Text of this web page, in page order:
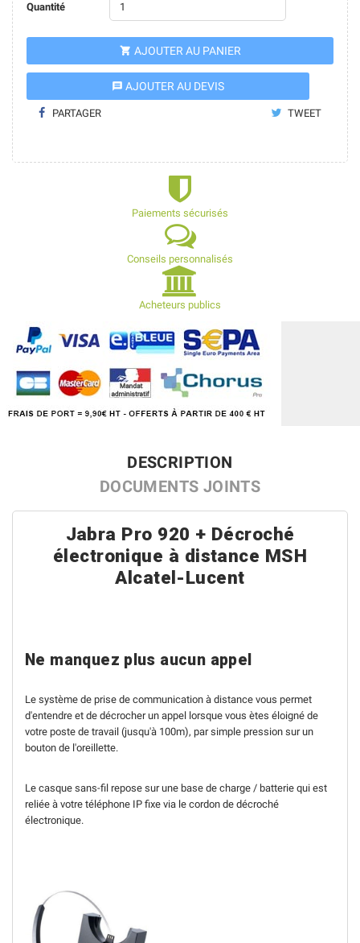
Quantité
 AJOUTER AU PANIER
message AJOUTER AU DEVIS
PARTAGER TWEET
Paiements sécurisés
Conseils personnalisés
Acheteurs publics
DESCRIPTION
DOCUMENTS JOINTS
Jabra Pro 920 + Décroché
électronique à distance MSH
Alcatel-Lucent
Ne manquez plus aucun appel
Le système de prise de communication à distance vous permet
d'entendre et de décrocher un appel lorsque vous ètes éloigné de
votre poste de travail (jusqu'à 100m), par simple pression sur un
bouton de l'oreillette.
Le casque sans-fil repose sur une base de charge / batterie qui est
reliée à votre téléphone IP fixe via le cordon de décroché
électronique.